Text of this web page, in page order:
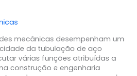
mecânicas desempenham um
da tubulação de aço
várias funções atribuídas a
construção e engenharia